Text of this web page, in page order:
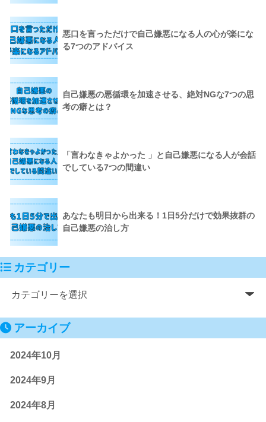
悪口を言っただけで自己嫌悪になる人の心が楽にな
る7つのアドバイス
自己嫌悪の悪循環を加速させる、絶対NGな7つの思
考の癖とは？
「言わなきゃよかった 」と自己嫌悪になる人が会話
でしている7つの間違い
あなたも明日から出来る！1日5分だけで効果抜群の
自己嫌悪の治し方
カテゴリー
アーカイブ
2024年10月
2024年9月
2024年8月